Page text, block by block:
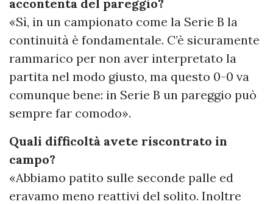
accontenta del pareggio?
«Sì, in un campionato come la Serie B la
continuità è fondamentale. C’è sicuramente
rammarico per non aver interpretato la
partita nel modo giusto, ma questo 0-0 va
comunque bene: in Serie B un pareggio può
sempre far comodo».
Quali difficoltà avete riscontrato in
campo?
«Abbiamo patito sulle seconde palle ed
eravamo meno reattivi del solito. Inoltre